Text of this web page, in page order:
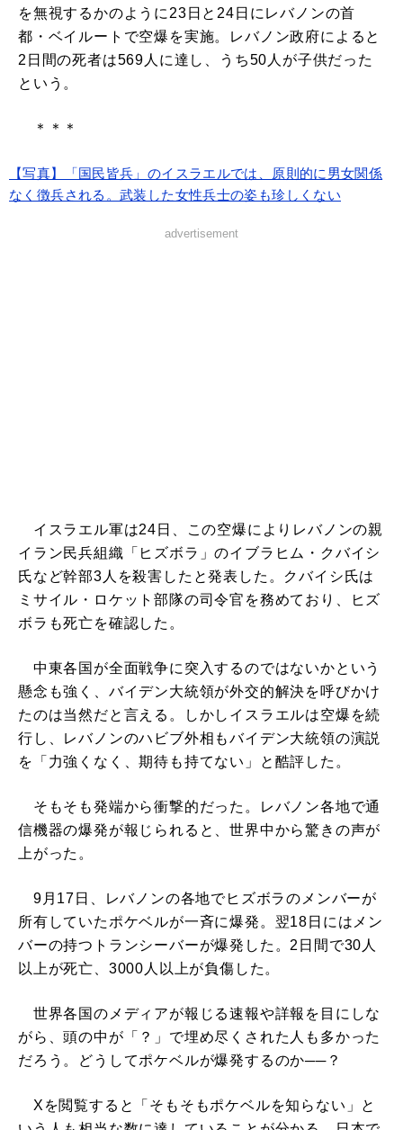
を無視するかのように23日と24日にレバノンの首
都・ベイルートで空爆を実施。レバノン政府によると
2日間の死者は569人に達し、うち50人が子供だった
という。
＊＊＊
【写真】「国民皆兵」のイスラエルでは、原則的に男女関係
なく徴兵される。武装した女性兵士の姿も珍しくない
advertisement
イスラエル軍は24日、この空爆によりレバノンの親
イラン民兵組織「ヒズボラ」のイブラヒム・クバイシ
氏など幹部3人を殺害したと発表した。クバイシ氏は
ミサイル・ロケット部隊の司令官を務めており、ヒズ
ボラも死亡を確認した。
中東各国が全面戦争に突入するのではないかという
懸念も強く、バイデン大統領が外交的解決を呼びかけ
たのは当然だと言える。しかしイスラエルは空爆を続
行し、レバノンのハビブ外相もバイデン大統領の演説
を「力強くなく、期待も持てない」と酷評した。
そもそも発端から衝撃的だった。レバノン各地で通
信機器の爆発が報じられると、世界中から驚きの声が
上がった。
9月17日、レバノンの各地でヒズボラのメンバーが
所有していたポケベルが一斉に爆発。翌18日にはメン
バーの持つトランシーバーが爆発した。2日間で30人
以上が死亡、3000人以上が負傷した。
世界各国のメディアが報じる速報や詳報を目にしな
がら、頭の中が「？」で埋め尽くされた人も多かった
だろう。どうしてポケベルが爆発するのか──？
Xを閲覧すると「そもそもポケベルを知らない」と